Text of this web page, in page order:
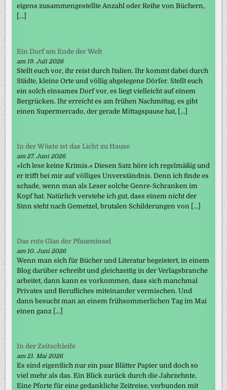
eigens zusammengestellte Anzahl oder Reihe von Büchern,
[…]
Ein Dorf am Ende der Welt
am 19. Juli 2026
Stellt euch vor, ihr reist durch Italien. Ihr kommt dabei durch
Städte, kleine Orte und völlig abgelegene Dörfer. Stellt euch
ein solch einsames Dorf vor, es liegt vielleicht auf einem
Bergrücken. Ihr erreicht es am frühen Nachmittag, es gibt
einen Supermercado, der gerade Mittagspause hat, […]
In der Wüste ist das Licht zu Hause
am 27. Juni 2026
»Ich lese keine Krimis.« Diesen Satz höre ich regelmäßig und
er trifft bei mir auf völliges Unverständnis. Denn ich finde es
schade, wenn man als Leser solche Genre-Schranken im
Kopf hat. Natürlich verstehe ich gut, dass einem nicht der
Sinn steht nach Gemetzel, brutalen Schilderungen von […]
Das rote Glas der Pfaueninsel
am 10. Juni 2026
Wenn man sich für Bücher und Literatur begeistert, in einem
Blog darüber schreibt und gleichzeitig in der Verlagsbranche
arbeitet, dann kann es vorkommen, dass sich manchmal
Privates und Berufliches miteinander vermischen. Und
dann besucht man an einem frühsommerlichen Tag im Mai
einen ganz […]
In der Zeitschleife
am 21. Mai 2026
Es sind eigentlich nur ein paar Blätter Papier und doch so
viel mehr als das. Ein Blick zurück durch die Jahrzehnte.
Eine Pforte für eine gedankliche Zeitreise, verbunden mit